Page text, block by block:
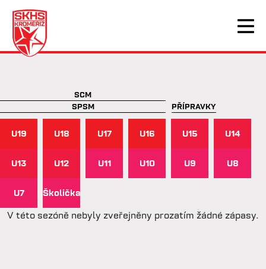
SCM
SPSM
PŘÍPRAVKY
U19 U18 U17 U16 U15 U14
U13 U12 U11 U10 U9 U8
U7 Školička
V této sezóně nebyly zveřejněny prozatím žádné zápasy.